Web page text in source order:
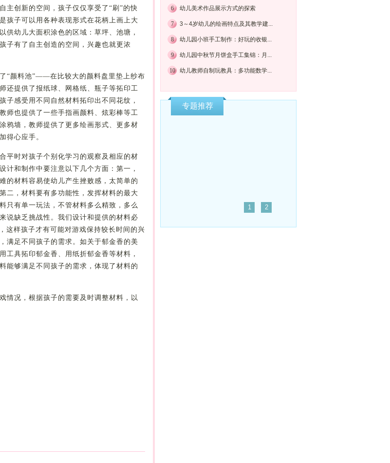
主创新的空间，孩子仅仅享受了“刷”的快
孩子可以用各种表现形式在花柄上画上大
供幼儿大面积涂色的区域：草坪、池塘，
子有了自主创造的空间，兴趣也就更浓
“颜料池”——在比较大的颜料盘里垫上纱布
还提供了报纸球、网格纸、瓶子等拓印工
子感受用不同自然材料拓印出不同花纹，
师也提供了一些手指画颜料、炫彩棒等工
鸦墙，教师提供了更多绘画形式、更多材
加得心应手。
平时对孩子个别化学习的观察及相应的材
计和制作中要注意以下几个方面：第一，
的材料容易使幼儿产生挫败感，太简单的
二，材料要有多功能性，发挥材料的最大
只有单一玩法，不管材料多么精致，多么
说缺乏挑战性。我们设计和提供的材料必
这样孩子才有可能对游戏保持较长时间的兴
满足不同孩子的需求。如关于郁金香的美
工具拓印郁金香、用纸折郁金香等材料，
能够满足不同孩子的需求，体现了材料的
情况，根据孩子的需要及时调整材料，以
6 幼儿美术作品展示方式的探索
7 3～4岁幼儿的绘画特点及其教学建...
8 幼儿园小班手工制作：好玩的收银...
9 幼儿园中秋节月饼盒手工集锦：月...
10 幼儿教师自制玩教具：多功能数学...
专题推荐
1 2